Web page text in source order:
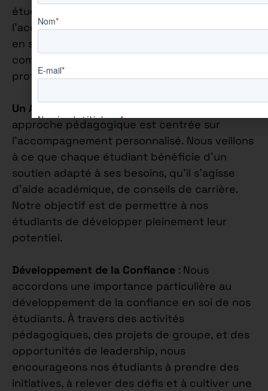
étudiant de manière individuelle, en mettant
l’accent sur la construction de leur confiance
en soi et sur l’épanouissement de leurs
compétences personnelles et
professionnelles.
Un Accompagnement Personnalisé
approche pédagogique est centrée sur
l’accompagnement personnalisé. Nous veillons
à ce que chaque étudiant bénéficie d’un
soutien adapté à ses besoins, qu’il s’agisse
d’aide académique, de conseils de carrière.
Notre objectif est de permettre à nos
étudiants de développer pleinement leur
potentiel.
Développement de la Confiance : Nous
accordons une importance particulière au
développement de la confiance en soi de nos
étudiants. À travers des activités
pédagogiques, des projets de groupe, et des
opportunités de leadership, nous
encourageons nos étudiants à prendre des
initiatives, à relever des défis et à cultiver une